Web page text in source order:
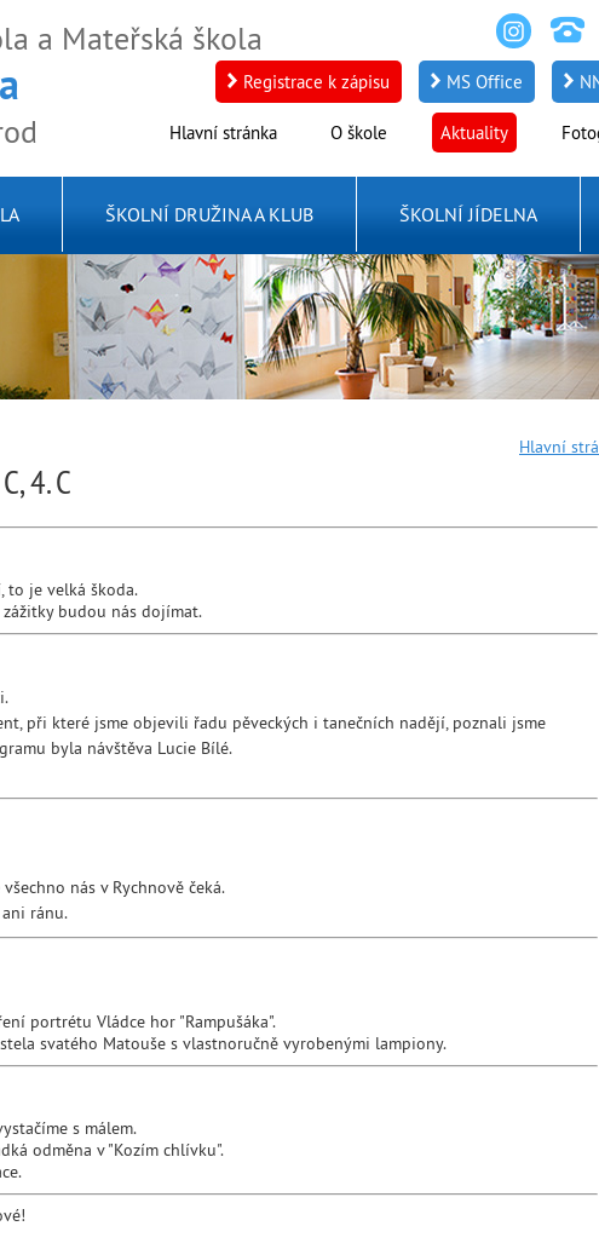
a Mateřská škola
Registrace k zápisu MS Office
Hlavní stránka O škole Aktuality
ŠKOLNÍ DRUŽINA A KLUB ŠKOLNÍ JÍDELNA
Hlavní
4. C
to je velká škoda.
budou nás dojímat.
při které jsme objevili řadu pěveckých i tanečních nadějí, poznali jsme
byla návštěva Lucie Bílé.
nás v Rychnově čeká.
ránu.
portrétu Vládce hor "Rampušáka".
svatého Matouše s vlastnoručně vyrobenými lampiony.
s málem.
odměna v "Kozím chlívku".